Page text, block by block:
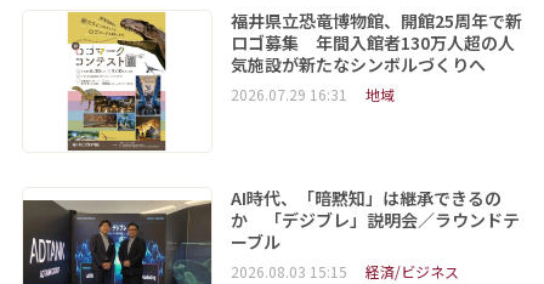
福井県立恐竜博物館、開館25周年で新
ロゴ募集 年間入館者130万人超の人
気施設が新たなシンボルづくりへ
2026.07.29 16:31 地域
AI時代、「暗黙知」は継承できるの
か 「デジブレ」説明会／ラウンドテ
ーブル
2026.08.03 15:15 経済/ビジネス